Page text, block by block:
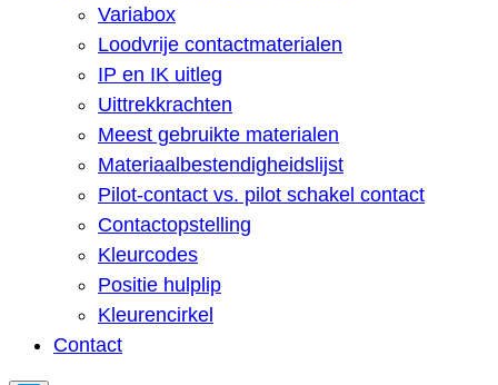
Variabox
Loodvrije contactmaterialen
IP en IK uitleg
Uittrekkrachten
Meest gebruikte materialen
Materiaalbestendigheidslijst
Pilot-contact vs. pilot schakel contact
Contactopstelling
Kleurcodes
Positie hulplip
Kleurencirkel
Contact